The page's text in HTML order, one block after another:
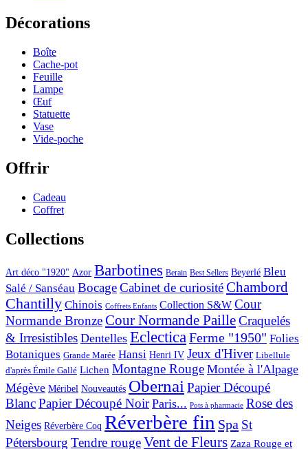
Décorations
Boîte
Cache-pot
Feuille
Lampe
Œuf
Statuette
Vase
Vide-poche
Offrir
Cadeau
Coffret
Collections
Art déco "1920" Azor Barbotines Berain Best Sellers Beyerlé Bleu
Salé / Sanséau BocageCabinet de curiositéChambord
Chantilly Chinois Coffrets Enfants Collection S&W Cour
Normande BronzeCour Normande PailleCraquelés
& Irresistibles Dentelles EclecticaFerme "1950" Folies
Botaniques Grande Marée Hansi Henri IV Jeux d'Hiver Libellule
d'après Émile Gallé Lichen Montagne Rouge Montée à l'Alpage
Mégève Méribel Nouveautés ObernaiPapier Découpé
BlancPapier Découpé Noir Paris... Pots à pharmacie Rose des
Neiges Réverbère Coq Réverbère fin Spa St
Pétersbourg Tendre rougeVent de Fleurs Zaza Rouge et